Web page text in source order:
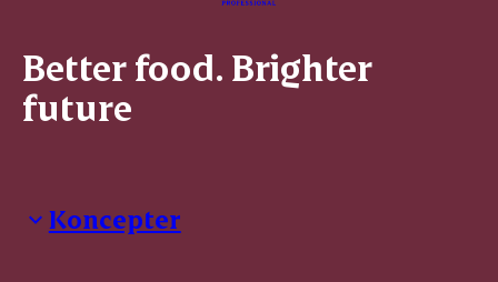
Better food. Brighter
future
Koncepter